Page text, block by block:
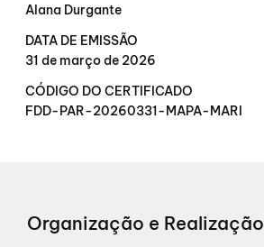
DATA DE EMISSÃO
31 de março de 2026
Alana Durgante
CÓDIGO DO CERTIFICADO
FDD-PAR-20260331-MAPA-MARI
Organização e Realização